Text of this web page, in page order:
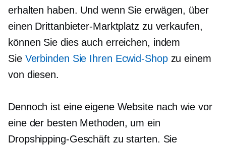
erhalten haben. Und wenn Sie erwägen, über
einen Drittanbieter-Marktplatz zu verkaufen,
können Sie dies auch erreichen, indem
Sie Verbinden Sie Ihren Ecwid-Shopzu einem
von diesen.
Dennoch ist eine eigene Website nach wie vor
eine der besten Methoden, um ein
Dropshipping-Geschäft zu starten. Sie